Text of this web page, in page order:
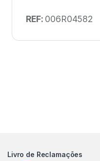
REF: 006R04582
Livro de Reclamações